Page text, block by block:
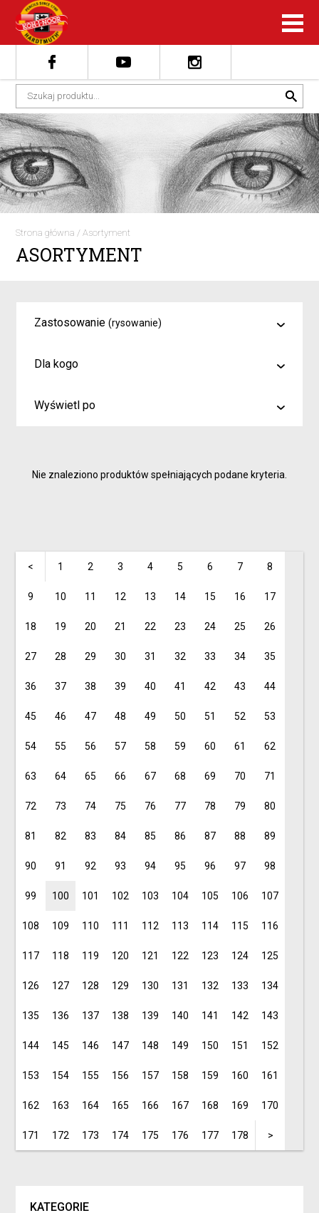
Strona główna /Asortyment
ASORTYMENT
Zastosowanie(rysowanie)
malowanie
kreślenie
Dla kogo
Artyści i profesjonaliści
Inspiracje dla rodziców i dzieci
Wyświetl po
Nie znaleziono produktów spełniających podane kryteria.
< 1 2 3 4 5 6 7 8
9 10 11 12 13 14 15 16 17
18 19 20 21 22 23 24 25 26
27 28 29 30 31 32 33 34 35
36 37 38 39 40 41 42 43 44
45 46 47 48 49 50 51 52 53
54 55 56 57 58 59 60 61 62
63 64 65 66 67 68 69 70 71
72 73 74 75 76 77 78 79 80
81 82 83 84 85 86 87 88 89
90 91 92 93 94 95 96 97 98
99 100 101 102 103 104 105 106 107
108 109 110 111 112 113 114 115 116
117 118 119 120 121 122 123 124 125
126 127 128 129 130 131 132 133 134
135 136 137 138 139 140 141 142 143
144 145 146 147 148 149 150 151 152
153 154 155 156 157 158 159 160 161
162 163 164 165 166 167 168 169 170
171 172 173 174 175 176 177 178 >
KATEGORIE